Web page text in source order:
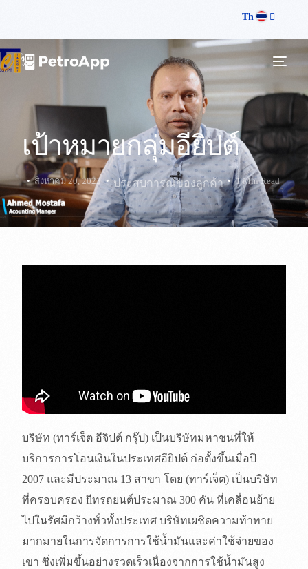
Th
เป้าหมายกลุ่มอียิปต์
สิงหาคม 20, 2023 ประสบการณ์ของลูกค้า 1 Min Read
บริษัท (ทาร์เจ็ต อีจิปต์ กรุ๊ป) เป็นบริษัทมหาชนที่ให้
บริการการโอนเงินในประเทศอียิปต์ ก่อตั้งขึ้นเมื่อปี
2007 และมีประมาณ 13 สาขา โดย (ทาร์เจ็ต) เป็นบริษัท
ที่ครอบครอง flีทรถยนต์ประมาณ 300 คัน ที่เคลื่อนย้าย
ไปในรัศมีกว้างทั่วทั้งประเทศ บริษัทเผชิดความท้าทาย
มากมายในการจัดการการใช้น้ำมันและค่าใช้จ่ายของ
เขา ซึ่งเพิ่มขึ้นอย่างรวดเร็วเนื่องจากการใช้น้ำมันสูง